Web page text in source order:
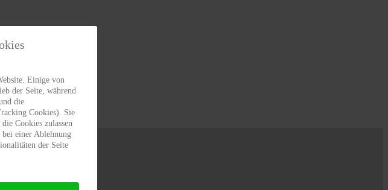
Einige von
der Seite, während
die
Cookies). Sie
Cookies zulassen
bei einer Ablehnung
der Seite